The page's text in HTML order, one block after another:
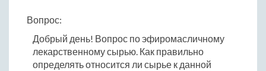
Вопрос:
Добрый день! Вопрос по эфиромасличному
лекарственному сырью. Как правильно
определять относится ли сырье к данной